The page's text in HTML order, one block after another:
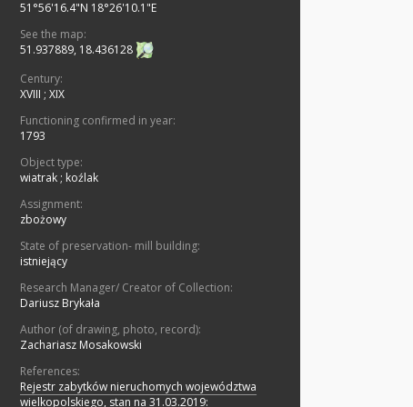
51°56'16.4"N 18°26'10.1"E
See the map:
51.937889, 18.436128
Century:
XVIII ; XIX
Functioning confirmed in year:
1793
Object type:
wiatrak ; koźlak
Assignment:
zbożowy
State of preservation- mill building:
istniejący
Research Manager/ Creator of Collection:
Dariusz Brykała
Author (of drawing, photo, record):
Zachariasz Mosakowski
References:
Rejestr zabytków nieruchomych województwa
wielkopolskiego, stan na 31.03.2019: